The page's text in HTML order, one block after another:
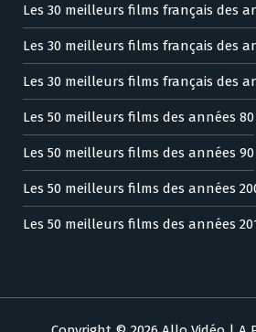
Les 30 meilleurs films français des
Les 30 meilleurs films français des
Les 30 meilleurs films français des
Les 50 meilleurs films des années 80
Les 50 meilleurs films des années 90
Les 50 meilleurs films des années
Les 50 meilleurs films des années